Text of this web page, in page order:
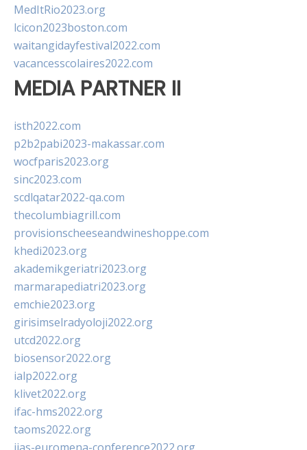
MedItRio2023.org
lcicon2023boston.com
waitangidayfestival2022.com
vacancesscolaires2022.com
MEDIA PARTNER II
isth2022.com
p2b2pabi2023-makassar.com
wocfparis2023.org
sinc2023.com
scdlqatar2022-qa.com
thecolumbiagrill.com
provisionscheeseandwineshoppe.com
khedi2023.org
akademikgeriatri2023.org
marmarapediatri2023.org
emchie2023.org
girisimselradyoloji2022.org
utcd2022.org
biosensor2022.org
ialp2022.org
klivet2022.org
ifac-hms2022.org
taoms2022.org